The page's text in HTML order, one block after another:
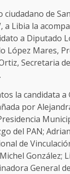
ciudadano de
a Libia la
a Diputado
López Mares,
Secretaria
la candidata
por
del PAN;
de
González;
General